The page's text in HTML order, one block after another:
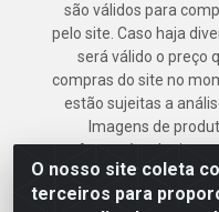
O nosso site coleta
terceiros para
são válidos para
pelo site. Caso haja
será válido o preço
compras do site no
estão sujeitas a
Imagens de
Armazém
Geral LTDA - Rua
Recife/PE -